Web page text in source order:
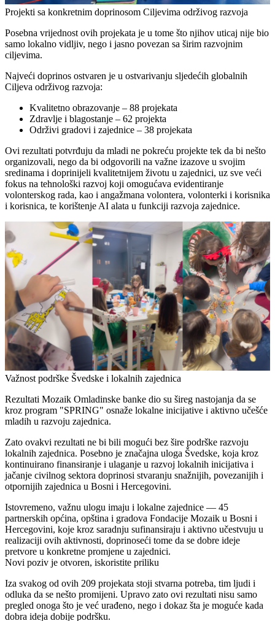
Projekti sa konkretnim doprinosom Ciljevima održivog razvoja
Posebna vrijednost ovih projekata je u tome što njihov uticaj nije bio
samo lokalno vidljiv, nego i jasno povezan sa širim razvojnim
ciljevima.
Najveći doprinos ostvaren je u ostvarivanju sljedećih globalnih
Ciljeva održivog razvoja:
Kvalitetno obrazovanje – 88 projekata
Zdravlje i blagostanje – 62 projekta
Održivi gradovi i zajednice – 38 projekata
Ovi rezultati potvrđuju da mladi ne pokreću projekte tek da bi nešto
organizovali, nego da bi odgovorili na važne izazove u svojim
sredinama i doprinijeli kvalitetnijem životu u zajednici, uz sve veći
fokus na tehnološki razvoj koji omogućava evidentiranje
volonterskog rada, kao i angažmana volontera, volonterki i korisnika
i korisnica, te korištenje AI alata u funkciji razvoja zajednice.
Važnost podrške Švedske i lokalnih zajednica
Rezultati Mozaik Omladinske banke dio su šireg nastojanja da se
kroz program "SPRING" osnaže lokalne inicijative i aktivno učešće
mladih u razvoju zajednica.
Zato ovakvi rezultati ne bi bili mogući bez šire podrške razvoju
lokalnih zajednica. Posebno je značajna uloga Švedske, koja kroz
kontinuirano finansiranje i ulaganje u razvoj lokalnih inicijativa i
jačanje civilnog sektora doprinosi stvaranju snažnijih, povezanijih i
otpornijih zajednica u Bosni i Hercegovini.
Istovremeno, važnu ulogu imaju i lokalne zajednice — 45
partnerskih općina, opština i gradova Fondacije Mozaik u Bosni i
Hercegovini, koje kroz saradnju sufinansiraju i aktivno učestvuju u
realizaciji ovih aktivnosti, doprinoseći tome da se dobre ideje
pretvore u konkretne promjene u zajednici.
Novi poziv je otvoren, iskoristite priliku
Iza svakog od ovih 209 projekata stoji stvarna potreba, tim ljudi i
odluka da se nešto promijeni. Upravo zato ovi rezultati nisu samo
pregled onoga što je već urađeno, nego i dokaz šta je moguće kada
dobra ideja dobije podršku.